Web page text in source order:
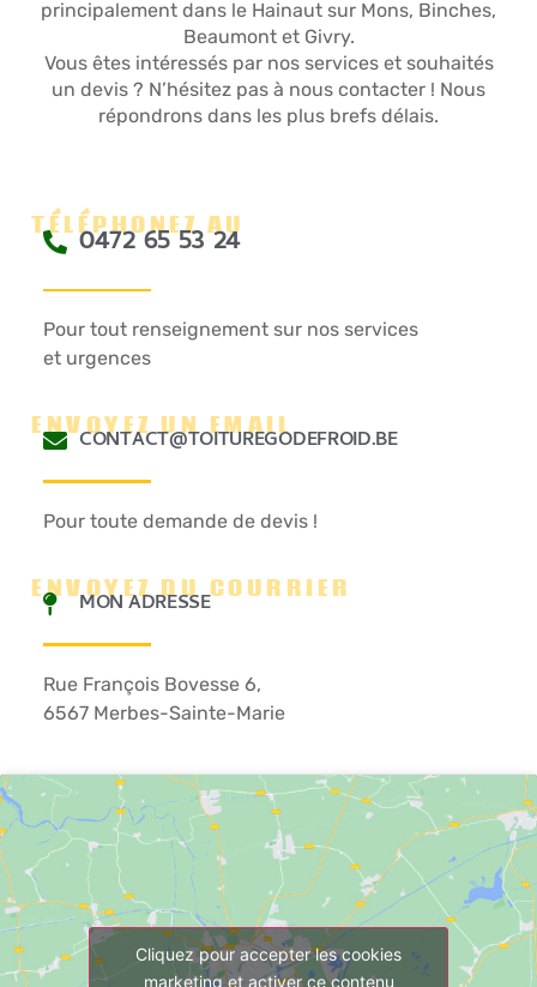
principalement dans le Hainaut sur Mons, Binches,
Beaumont et Givry.
Vous êtes intéressés par nos services et souhaités
un devis ? N’hésitez pas à nous contacter ! Nous
répondrons dans les plus brefs délais.
TÉLÉPHONEZ AU
0472 65 53 24
Pour tout renseignement sur nos services
et urgences
ENVOYEZ UN EMAIL
CONTACT@TOITUREGODEFROID.BE
Pour toute demande de devis !
ENVOYEZ DU COURRIER
MON ADRESSE
Rue François Bovesse 6,
6567 Merbes-Sainte-Marie
Cliquez pour accepter les cookies
marketing et activer ce contenu